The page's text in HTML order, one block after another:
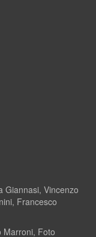
Giannasi, Vincenzo
Francesco
Marroni, Foto